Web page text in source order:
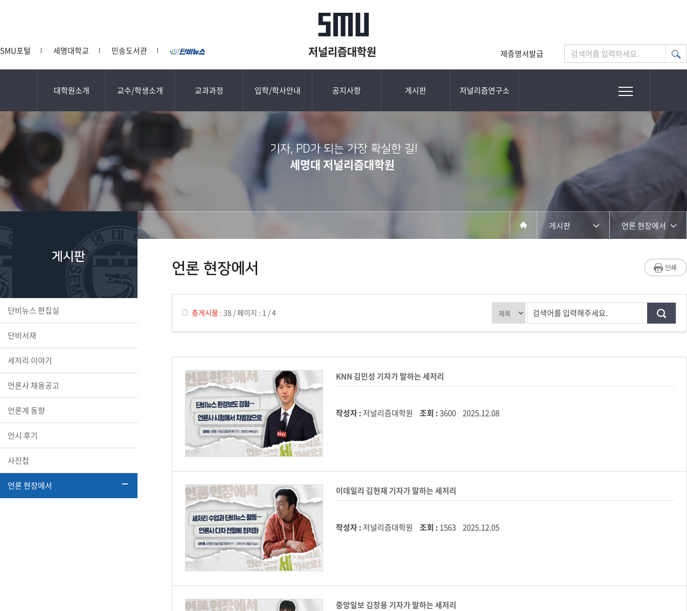
저널리즘대학원
SMU포털 세명대학교 민송도서관 제증명서발급 검색어를 입력하세요.
대학원소개 교수/학생소개 교과과정 입학/학사안내 공지사항 게시판 저널리즘연구소
기자, PD가 되는 가장 확실한 길!
세명대 저널리즘대학원
게시판
단비뉴스 편집실
단비서재
세저리 이야기
언론사 채용공고
언론계 동향
언시 후기
사진첩
언론 현장에서
게시판
교과과정
입학/학사안내
언론 현장에서
단비서재
세저리 이야기
언론사 채용공고
언론 현장에서
총게시물 : 38 /페이지 : 1 / 4 검색어를 입력해주세요.
KNN 김민성 기자가 말하는 세저리
작성자 : 저널리즘대학원 조회 :3600 2025.12.08
이데일리 김현재 기자가 말하는 세저리
작성자 : 저널리즘대학원 조회 : 1563 2025.12.05
중앙일보 김창용 기자가 말하는 세저리